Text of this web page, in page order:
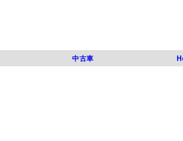
中古車